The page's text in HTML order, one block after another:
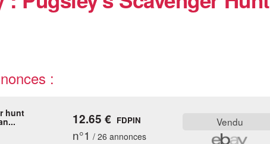
:
hunt 12.65 € FDPIN
n°1 / 26 annonces